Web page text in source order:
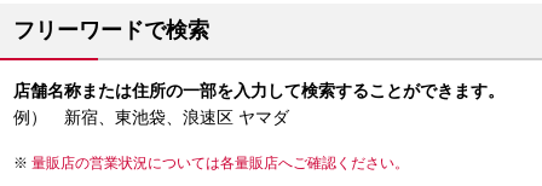
フリーワードで検索
店舗名称または住所の一部を入力して検索することができます。
例） 新宿、東池袋、浪速区 ヤマダ
量販店の営業状況については各量販店へご確認ください。